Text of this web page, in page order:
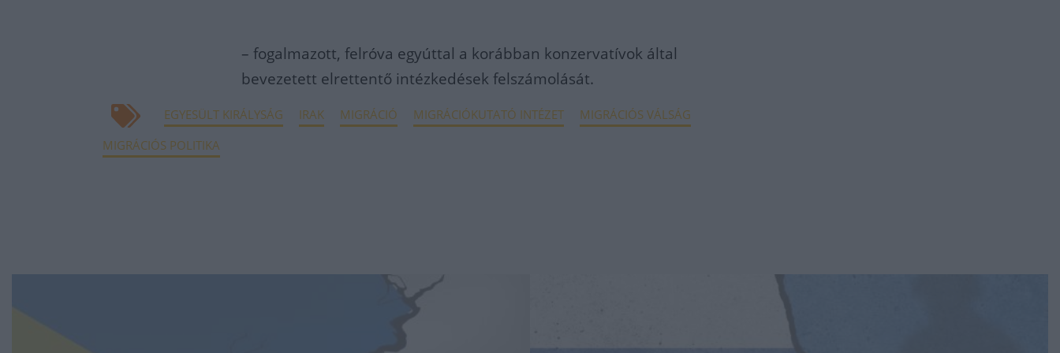
– fogalmazott, felróva egyúttal a korábban konzervatívok által
bevezetett elrettentő intézkedések felszámolását.
EGYESÜLT KIRÁLYSÁG IRAK MIGRÁCIÓ MIGRÁCIÓKUTATÓ INTÉZET
MIGRÁCIÓS VÁLSÁG
MIGRÁCIÓS POLITIKA